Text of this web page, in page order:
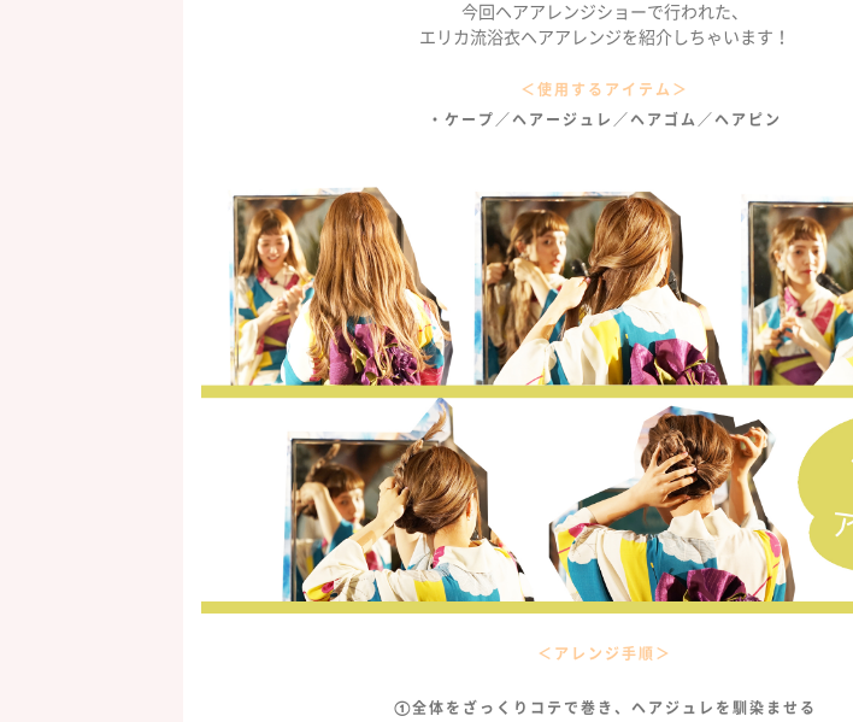
今回ヘアアレンジショーで行われた、
エリカ流浴衣ヘアアレンジを紹介しちゃいます！
＜使用するアイテム＞
・ケープ／ヘアージュレ／ヘアゴム／ヘアピン
＜アレンジ手順＞
①全体をざっくりコテで巻き、ヘアジュレを馴染ませる